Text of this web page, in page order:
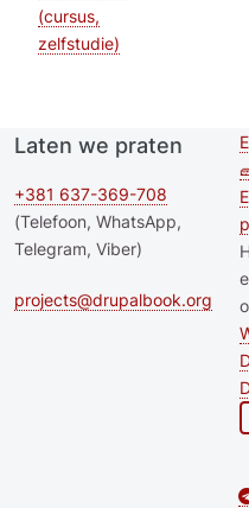
(cursus,
zelfstudie)
Laten we praten
+381 637-369-708
(Telefoon, WhatsApp,
Telegram, Viber)
projects@drupalbook.org